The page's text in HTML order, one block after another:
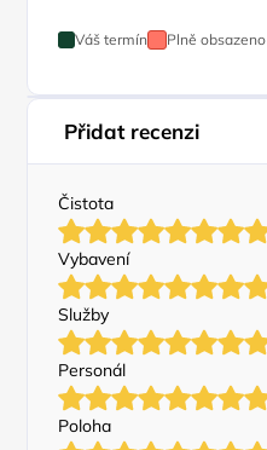
Váš termín Plně obsazeno
Přidat recenzi
Čistota
Vybavení
Služby
Personál
Poloha